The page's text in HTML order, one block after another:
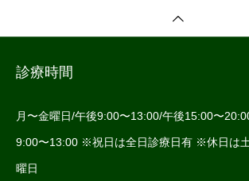
診療時間
月〜金曜日/午後9:00〜13:00/午後15:00〜
9:00〜13:00 ※祝日は全日診療日有 ※休日は
曜日